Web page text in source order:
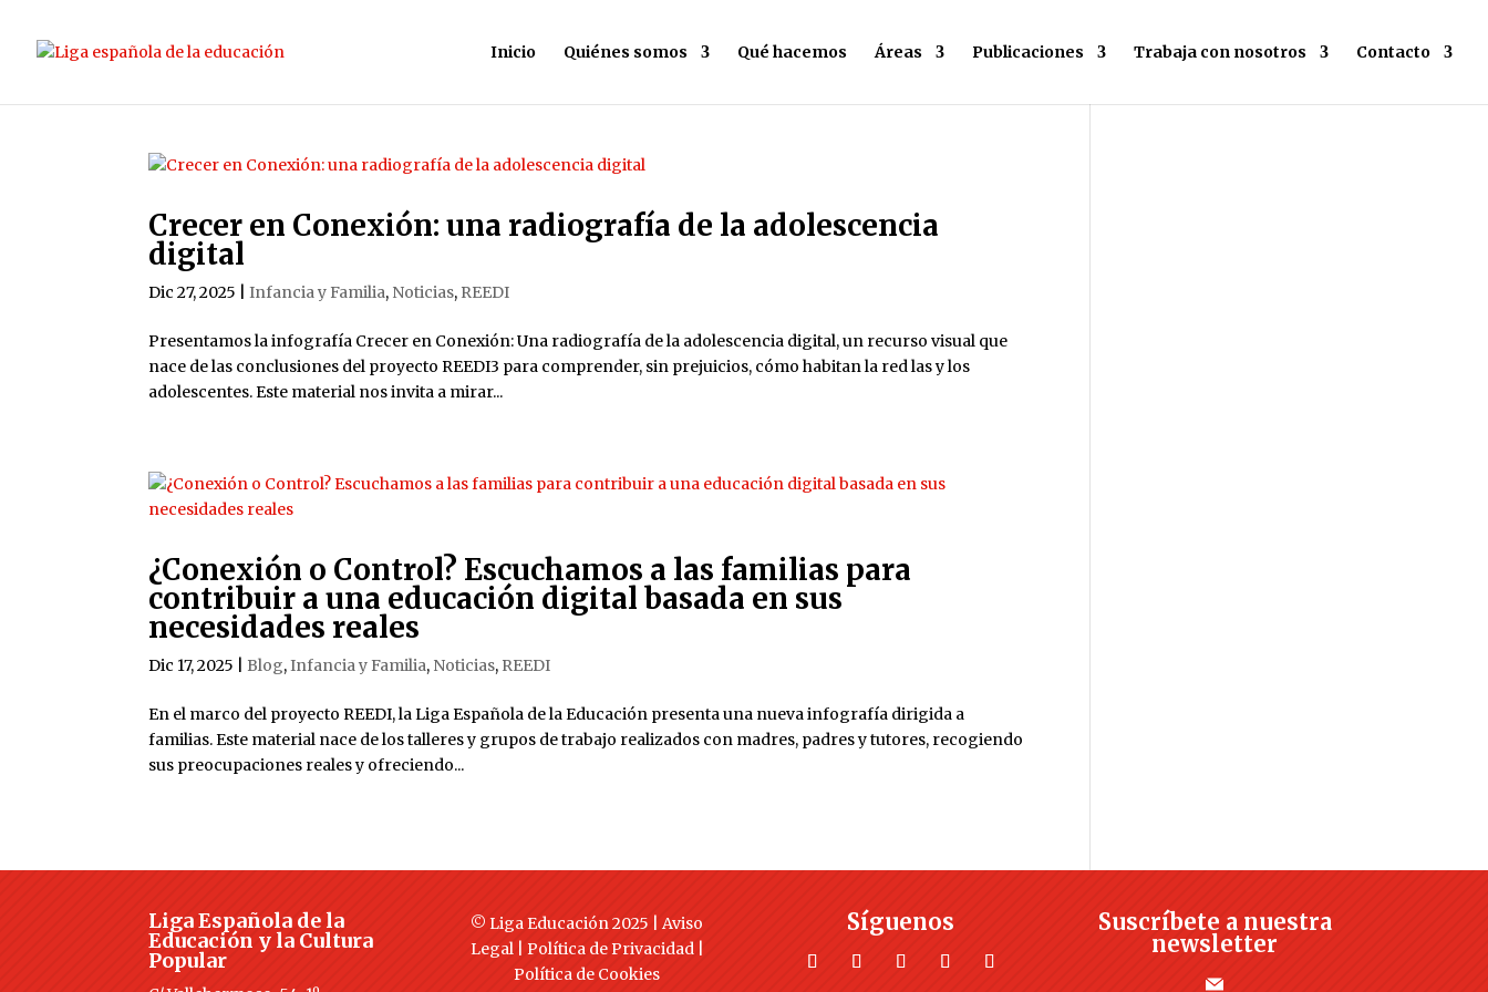
Inicio Quiénes somos Qué hacemos Áreas Publicaciones Trabaja con nosotros Contacto
Crecer en Conexión: una radiografía de la adolescencia
digital
Dic 27, 2025 |Infancia y Familia, Noticias, REEDI
Presentamos la infografía Crecer en Conexión: Una radiografía de la adolescencia digital, un recurso visual que
nace de las conclusiones del proyecto REEDI3 para comprender, sin prejuicios, cómo habitan la red las y los
adolescentes. Este material nos invita a mirar...
¿Conexión o Control? Escuchamos a las familias para
contribuir a una educación digital basada en sus
necesidades reales
Dic 17, 2025 Blog,Infancia y Familia, Noticias, REEDI
En el marco del proyecto REEDI, la Liga Española de la Educación presenta una nueva infografía dirigida a
familias. Este material nace de los talleres y grupos de trabajo realizados con madres, padres y tutores, recogiendo
sus preocupaciones reales y ofreciendo...
Liga Española de la
Educación y la Cultura
Popular
© Liga Educación 2025 |Aviso
Legal| Política de Privacidad|
Política de Cookies
Síguenos
Suscríbete a nuestra
newsletter